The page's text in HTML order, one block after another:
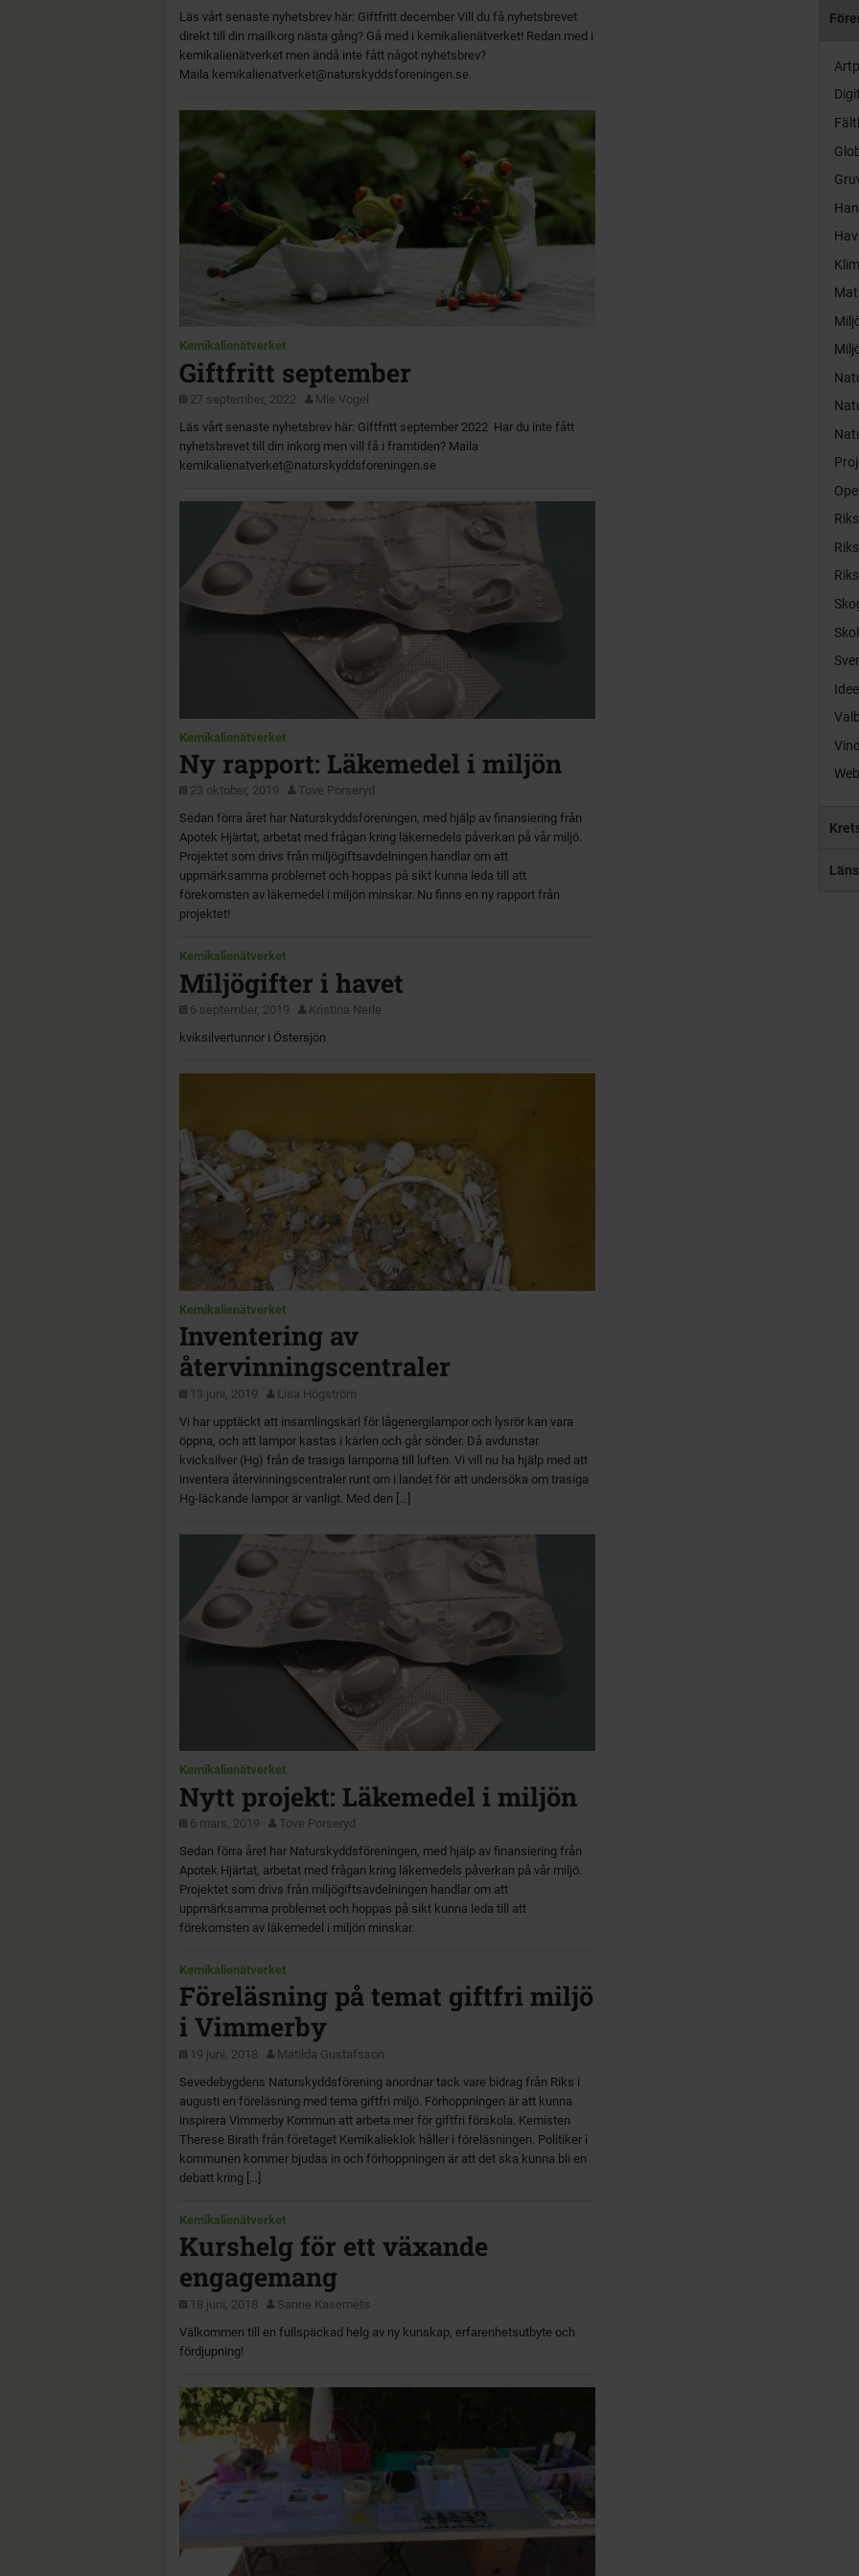
Läs vårt senaste nyhetsbrev här: Giftfritt december Vill du få nyhetsbrevet
direkt till din mailkorg nästa gång? Gå med i kemikalienätverket! Redan med i
kemikalienätverket men ändå inte fått något nyhetsbrev?
Maila kemikalienatverket@naturskyddsforeningen.se.
Kemikalienätverket
Giftfritt september
27 september, 2022
Mie Vogel
Läs vårt senaste nyhetsbrev här: Giftfritt september 2022 Har du inte fått
nyhetsbrevet till din inkorg men vill få i framtiden? Maila
kemikalienatverket@naturskyddsforeningen.se
Kemikalienätverket
Ny rapport: Läkemedel i miljön
23 oktober, 2019
Tove Porseryd
Sedan förra året har Naturskyddsföreningen, med hjälp av finansiering från
Apotek Hjärtat, arbetat med frågan kring läkemedels påverkan på vår miljö.
Projektet som drivs från miljögiftsavdelningen handlar om att
uppmärksamma problemet och hoppas på sikt kunna leda till att
förekomsten av läkemedel i miljön minskar. Nu finns en ny rapport från
projektet!
Kemikalienätverket
Miljögifter i havet
6 september, 2019
Kristina Nerle
kviksilvertunnor i Östersjön
Kemikalienätverket
Inventering av
återvinningscentraler
13 juni, 2019
Lisa Högström
Vi har upptäckt att insamlingskärl för lågenergilampor och lysrör kan vara
öppna, och att lampor kastas i kärlen och går sönder. Då avdunstar
kvicksilver (Hg) från de trasiga lamporna till luften. Vi vill nu ha hjälp med att
inventera återvinningscentraler runt om i landet för att undersöka om trasiga
Hg-läckande lampor är vanligt. Med den […]
Kemikalienätverket
Nytt projekt: Läkemedel i miljön
6 mars, 2019
Tove Porseryd
Sedan förra året har Naturskyddsföreningen, med hjälp av finansiering från
Apotek Hjärtat, arbetat med frågan kring läkemedels påverkan på vår miljö.
Projektet som drivs från miljögiftsavdelningen handlar om att
uppmärksamma problemet och hoppas på sikt kunna leda till att
förekomsten av läkemedel i miljön minskar.
Kemikalienätverket
Föreläsning på temat giftfri miljö
i Vimmerby
19 juni, 2018
Matilda Gustafsson
Sevedebygdens Naturskyddsförening anordnar tack vare bidrag från Riks i
augusti en föreläsning med tema giftfri miljö. Förhoppningen är att kunna
inspirera Vimmerby Kommun att arbeta mer för giftfri förskola. Kemisten
Therese Birath från företaget Kemikalieklok håller i föreläsningen. Politiker i
kommunen kommer bjudas in och förhoppningen är att det ska kunna bli en
debatt kring […]
Kemikalienätverket
Kurshelg för ett växande
engagemang
18 juni, 2018
Sanne Kasemets
Välkommen till en fullspäckad helg av ny kunskap, erfarenhetsutbyte och
fördjupning!